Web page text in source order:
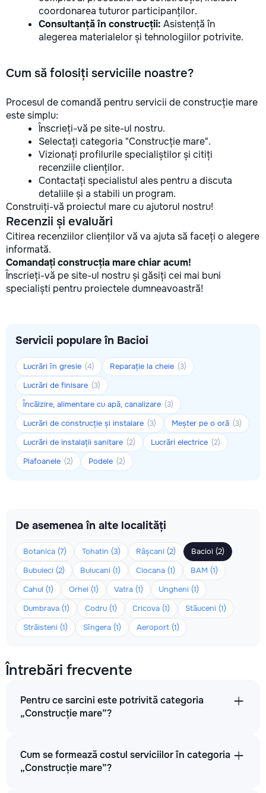
coordonarea tuturor participanților.
Consultanță în construcții: Asistență în
alegerea materialelor și tehnologiilor potrivite.
Cum să folosiți serviciile noastre?
Procesul de comandă pentru servicii de construcție mare
este simplu:
Înscrieți-vă pe site-ul nostru.
Selectați categoria "Construcție mare".
Vizionați profilurile specialiștilor și citiți
recenziile clienților.
Contactați specialistul ales pentru a discuta
detaliile și a stabili un program.
Construiți-vă proiectul mare cu ajutorul nostru!
Recenzii și evaluări
Citirea recenziilor clienților vă va ajuta să faceți o alegere
informată.
Comandați construcția mare chiar acum!
Înscrieți-vă pe site-ul nostru și găsiți cei mai buni
specialiști pentru proiectele dumneavoastră!
Servicii populare în Bacioi
Lucrări în gresie (4) Reparație la cheie (3)
Lucrări de finisare (3)
Încălzire, alimentare cu apă, canalizare (3)
Lucrări de construcție și instalare (3) Meșter pe o oră (3)
Lucrări de instalații sanitare (2) Lucrări electrice (2)
Plafoanele (2) Podele (2)
De asemenea în alte localități
Botanica (7) Tohatin (3) Râșcani (2)
Bacioi (2)
Bubuieci (2)
Buiucani (1) Ciocana (1)
BAM (1)
Cahul (1)
Orhei (1) Vatra (1)
Ungheni (1)
Dumbrava (1)
Codru (1) Cricova (1)
Stăuceni (1)
Străisteni (1)
Sîngera (1) Aeroport (1)
Întrebări frecvente
Pentru ce sarcini este potrivită categoria
„Construcție mare”?
Cum se formează costul serviciilor în categoria
„Construcție mare”?